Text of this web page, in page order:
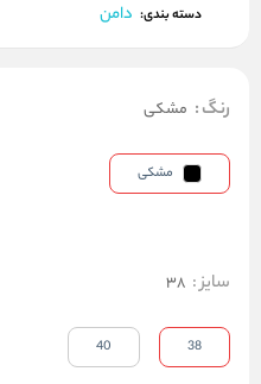
دسته بندی: دامن
رنگ: مشکی
مشکی
سایز:
38
38
40